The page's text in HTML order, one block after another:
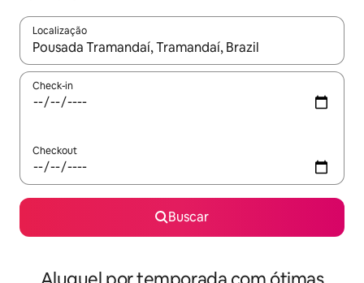
Localização
Quando os resultados estiverem disponíveis, explore-os
Check-in
Checkout
Buscar